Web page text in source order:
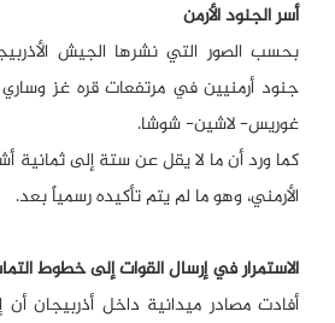
أسر الجنود الأرمن
بحسب الصور التي نشرها الجيش
جنود أرمنيين في مرتفعات قره غز
غوريس- لاشين- شوشا.
كما ورد أن ما لا يقل عن ستة إلى ثمانية
الأرمني، وهو ما لم يتم تأكيده رسمياً بعد.
الاستمرار في إرسال القوات إلى خطوط
أفادت مصادر ميدانية داخل أذربيجان